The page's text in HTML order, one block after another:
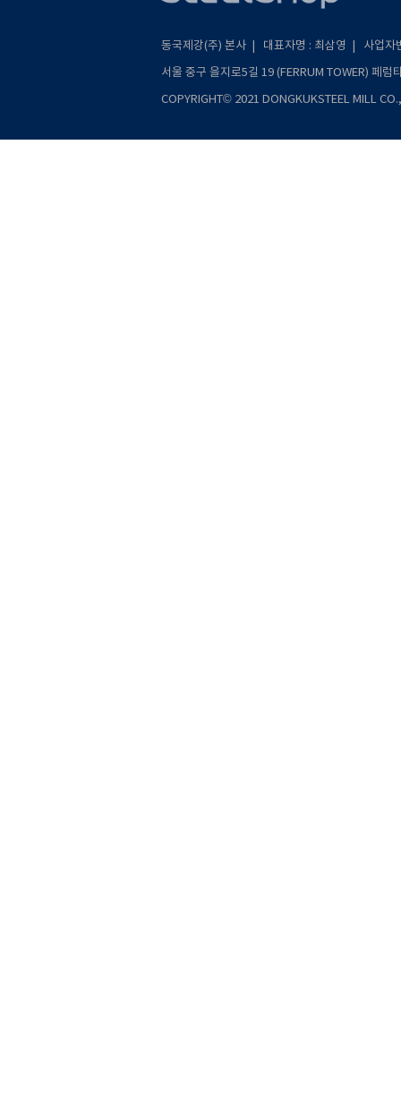
동국제강(주) 본사 | 대표자명 : 최삼영 | 사업
서울 중구 을지로5길 19 (FERRUM TOWER)
COPYRIGHT© 2021 DONGKUKSTEEL MILL